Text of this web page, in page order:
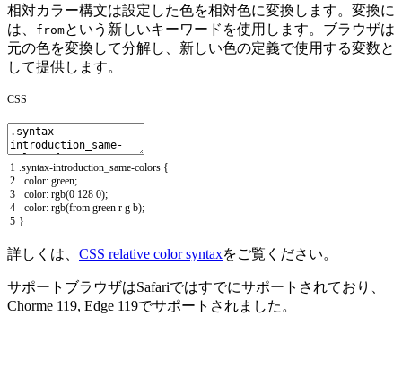
相対カラー構文は設定した色を相対色に変換します。変換に
は、
fromという新しいキーワードを使用します。ブラウザは
元の色を変換して分解し、新しい色の定義で使用する変数と
して提供します。
CSS
1
2
3
4
5
.syntax-introduction_same-colors {
color: green;
color: rgb(0 128 0);
color: rgb(from green r g b);
}
詳しくは、 CSS relative color syntaxをご覧ください。
サポートブラウザはSafariではすでにサポートされており、
Chorme 119, Edge 119でサポートされました。